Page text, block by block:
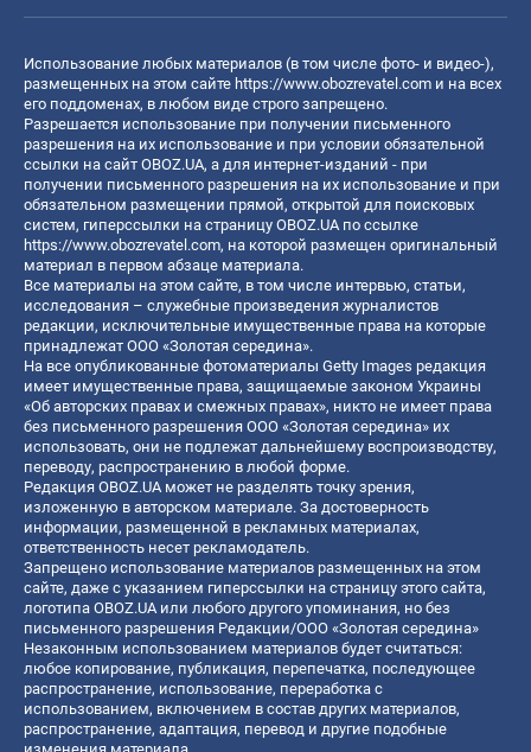
Использование любых материалов (в том числе фото- и видео-),
размещенных на этом сайте https://www.obozrevatel.com и на всех
его поддоменах, в любом виде строго запрещено.
Разрешается использование при получении письменного
разрешения на их использование и при условии обязательной
ссылки на сайт OBOZ.UA, а для интернет-изданий - при
получении письменного разрешения на их использование и при
обязательном размещении прямой, открытой для поисковых
систем, гиперссылки на страницу OBOZ.UA по ссылке
https://www.obozrevatel.com, на которой размещен оригинальный
материал в первом абзаце материала.
Все материалы на этом сайте, в том числе интервью, статьи,
исследования – служебные произведения журналистов
редакции, исключительные имущественные права на которые
принадлежат ООО «Золотая середина».
На все опубликованные фотоматериалы Getty Images редакция
имеет имущественные права, защищаемые законом Украины
«Об авторских правах и смежных правах», никто не имеет права
без письменного разрешения ООО «Золотая середина» их
использовать, они не подлежат дальнейшему воспроизводству,
переводу, распространению в любой форме.
Редакция OBOZ.UA может не разделять точку зрения,
изложенную в авторском материале. За достоверность
информации, размещенной в рекламных материалах,
ответственность несет рекламодатель.
Запрещено использование материалов размещенных на этом
сайте, даже с указанием гиперссылки на страницу этого сайта,
логотипа OBOZ.UA или любого другого упоминания, но без
письменного разрешения Редакции/ООО «Золотая середина»
Незаконным использованием материалов будет считаться:
любое копирование, публикация, перепечатка, последующее
распространение, использование, переработка с
использованием, включением в состав других материалов,
распространение, адаптация, перевод и другие подобные